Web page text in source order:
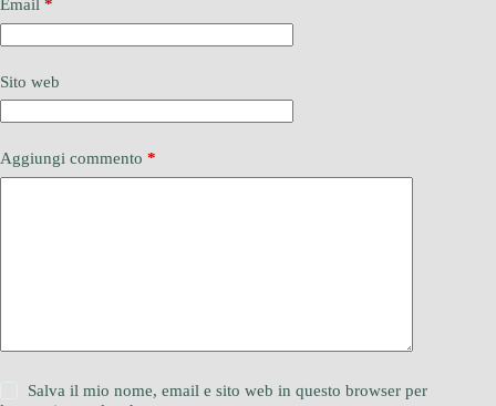
Email *
Sito web
Aggiungi commento *
Salva il mio nome, email e sito web in questo browser per